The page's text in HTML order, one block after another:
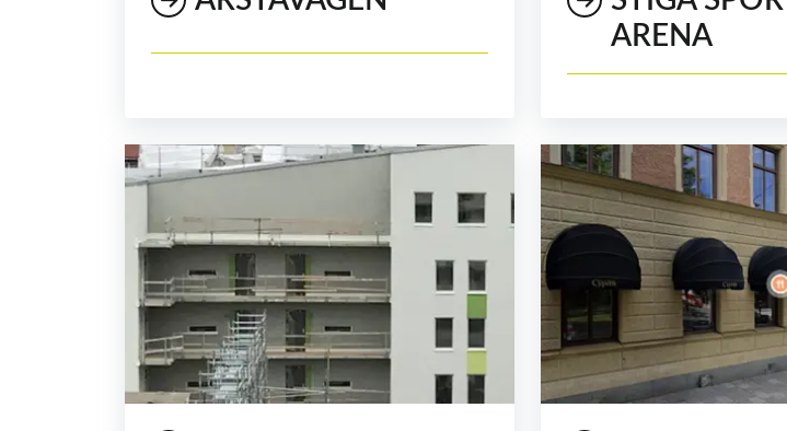
ARENA